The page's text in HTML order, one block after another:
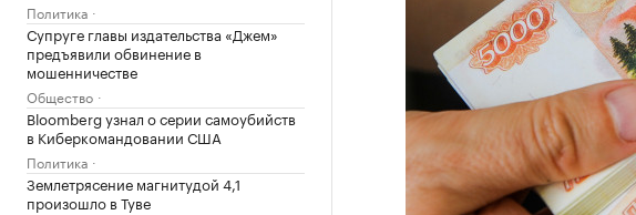
Политика
Супруге главы издательства «Джем»
предъявили обвинение в
мошенничестве
Общество
Bloomberg узнал о серии самоубийств
в Киберкомандовании США
Политика
Землетрясение магнитудой 4,1
произошло в Туве